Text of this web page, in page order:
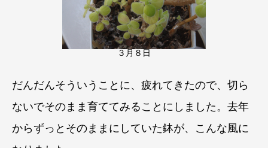
３月８日
だんだんそういうことに、疲れてきたので、切ら
ないでそのまま育ててみることにしました。去年
からずっとそのままにしていた鉢が、こんな風に